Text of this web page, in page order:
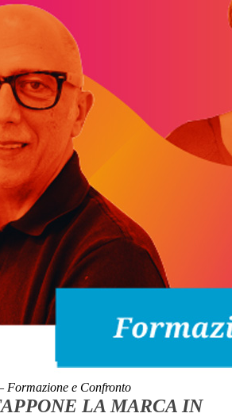
e Confronto
LA MARCA IN